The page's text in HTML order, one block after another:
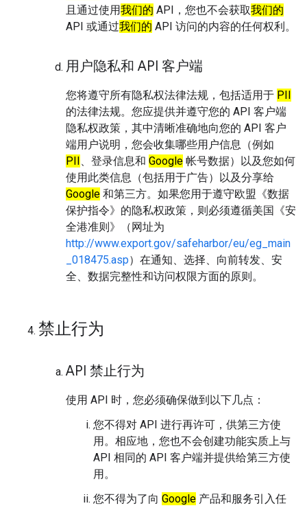
且通过使用我们的 API，您也不会获取我们的
API 或通过我们的 API 访问的内容的任何权利。
用户隐私和 API 客户端
您将遵守所有隐私权法律法规，包括适用于 PII
的法律法规。您应提供并遵守您的 API 客户端
隐私权政策，其中清晰准确地向您的 API 客户
端用户说明，您会收集哪些用户信息（例如
PII、登录信息和 Google 帐号数据）以及您如何
使用此类信息（包括用于广告）以及分享给
Google 和第三方。如果您用于遵守欧盟《数据
保护指令》的隐私权政策，则必须遵循美国《安
全港准则》（网址为
http://www.export.gov/safeharbor/eu/eg_main
_018475.asp）在通知、选择、向前转发、安
全、数据完整性和访问权限方面的原则。
禁止行为
API 禁止行为
使用 API 时，您必须确保做到以下几点：
您不得对 API 进行再许可，供第三方使
用。相应地，您也不会创建功能实质上与
API 相同的 API 客户端并提供给第三方使
用。
您不得为了向 Google 产品和服务引入任